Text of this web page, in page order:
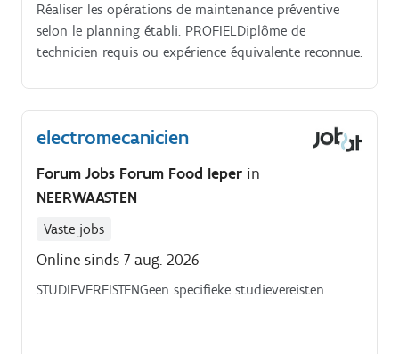
Réaliser les opérations de maintenance préventive
selon le planning établi. PROFIELDiplôme de
technicien requis ou expérience équivalente reconnue.
electromecanicien
Forum Jobs Forum Food Ieper in
NEERWAASTEN
Vaste jobs
Online sinds 7 aug. 2026
STUDIEVEREISTENGeen specifieke studievereisten